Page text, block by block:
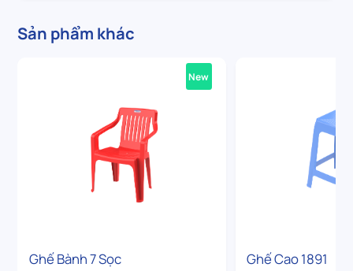
Sản phẩm khác
Ghế Bành 7 Sọc
New
Ghế Cao 1891